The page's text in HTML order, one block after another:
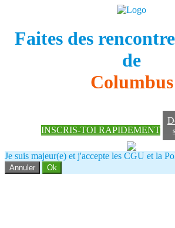
Faites des
de
Columbus
INSCRIS-TOI RAPIDEMENT
Je suis majeur(e) et j'accepte les CGU et la
Annuler Ok